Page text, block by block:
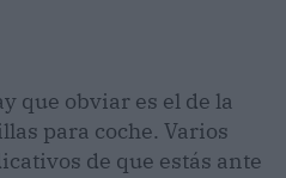
que obviar es el de la
para coche. Varios
de que estás ante